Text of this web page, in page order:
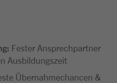
Fester Ansprechpartner
Ausbildungszeit
Übernahmechancen &